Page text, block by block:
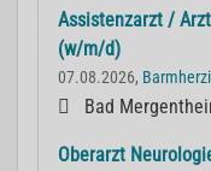
Assistenzarzt /
(w/m/d)
07.08.2026,
Bad
Oberarzt